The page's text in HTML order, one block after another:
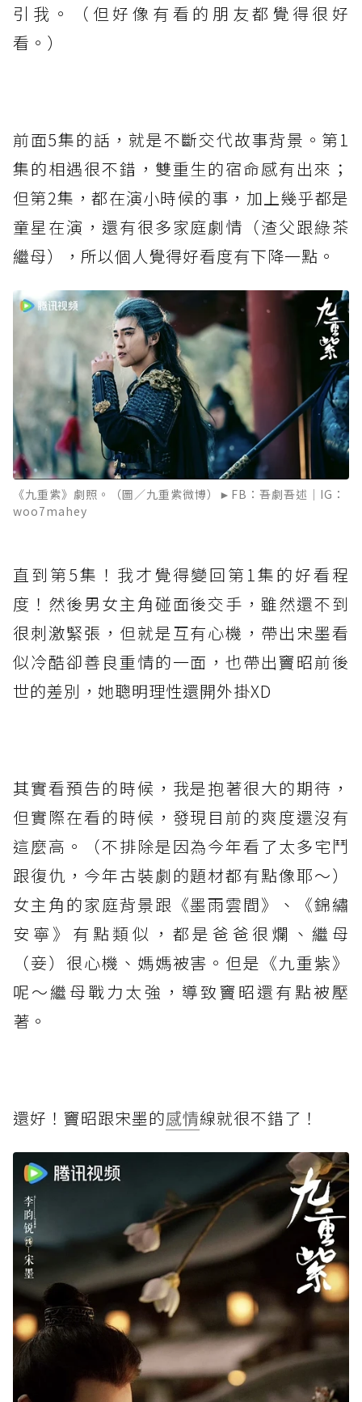
引我。（但好像有看的朋友都覺得很好
看。）
前面5集的話，就是不斷交代故事背景。第1
集的相遇很不錯，雙重生的宿命感有出來；
但第2集，都在演小時候的事，加上幾乎都是
童星在演，還有很多家庭劇情（渣父跟綠茶
繼母），所以個人覺得好看度有下降一點。⁡
《九重紫》劇照。（圖／九重紫微博）►FB：吾劇吾述｜IG：
woo7mahey
直到第5集！我才覺得變回第1集的好看程
度！然後男女主角碰面後交手，雖然還不到
很刺激緊張，但就是互有心機，帶出宋墨看
似冷酷卻善良重情的一面，也帶出竇昭前後
世的差別，她聰明理性還開外掛XD
其實看預告的時候，我是抱著很大的期待，
但實際在看的時候，發現目前的爽度還沒有
這麼高。（不排除是因為今年看了太多宅鬥
跟復仇，今年古裝劇的題材都有點像耶～）
女主角的家庭背景跟《墨雨雲間》、《錦繡
安寧》有點類似，都是爸爸很爛、繼母
（妾）很心機、媽媽被害。但是《九重紫》
呢～繼母戰力太強，導致竇昭還有點被壓
著。
還好！竇昭跟宋墨的感情線就很不錯了！⁡